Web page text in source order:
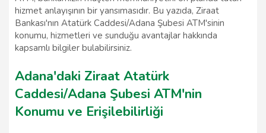
hizmet anlayışının bir yansımasıdır. Bu yazıda, Ziraat
Bankası'nın Atatürk Caddesi/Adana Şubesi ATM'sinin
konumu, hizmetleri ve sunduğu avantajlar hakkında
kapsamlı bilgiler bulabilirsiniz.
Adana'daki Ziraat Atatürk
Caddesi/Adana Şubesi ATM'nin
Konumu ve Erişilebilirliği